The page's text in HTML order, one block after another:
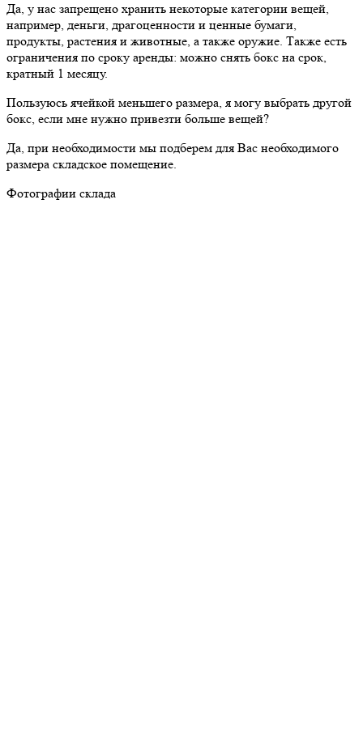
Да, у нас запрещено хранить некоторые категории вещей,
например, деньги, драгоценности и ценные бумаги,
продукты, растения и животные, а также оружие. Также есть
ограничения по сроку аренды: можно снять бокс на срок,
кратный 1 месяцу.
Пользуюсь ячейкой меньшего размера, я могу выбрать другой
бокс, если мне нужно привезти больше вещей?
Да, при необходимости мы подберем для Вас необходимого
размера складское помещение.
Фотографии склада